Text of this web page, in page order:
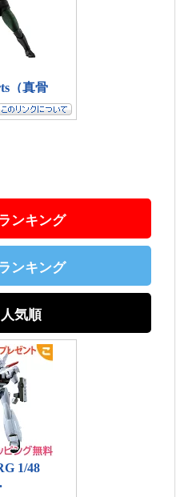
ンキング
ンキング
気順